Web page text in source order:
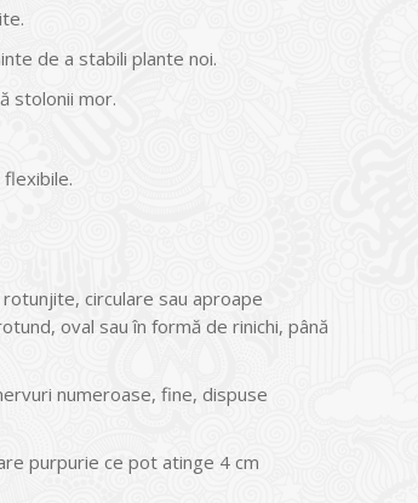
de a stabili plante noi.
stolonii mor.
circulare sau aproape
oval sau în formă de rinichi, până
numeroase, fine, dispuse
purpurie ce pot atinge 4 cm